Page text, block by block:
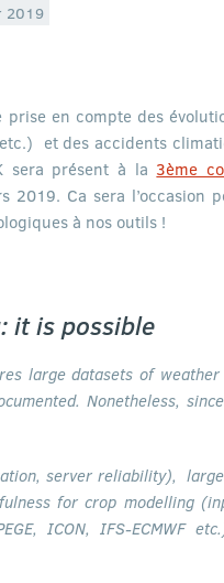
2019
en compte des
et des accidents
sera présent à la 3ème
Ca sera l’occasion
à nos outils !
it is possible
large datasets of
Nonetheless,
server reliability),
for crop modelling
ICON, IFS-ECMWF